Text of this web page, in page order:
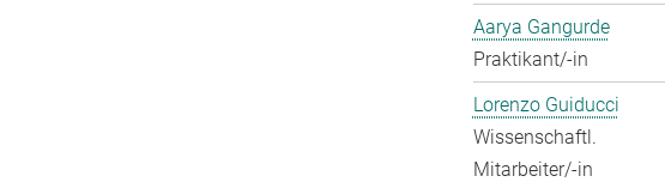
Aarya Gangurde
Praktikant/-in
Lorenzo Guiducci
Wissenschaftl.
Mitarbeiter/-in